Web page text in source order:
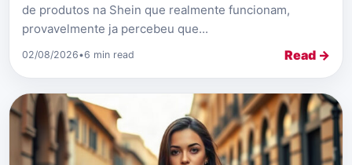
de produtos na Shein que realmente funcionam,
provavelmente ja percebeu que...
02/08/2026•6 min read Read →